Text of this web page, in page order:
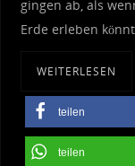
gingen ab, als
Erde erleben
WEITERLESEN
teilen
teilen